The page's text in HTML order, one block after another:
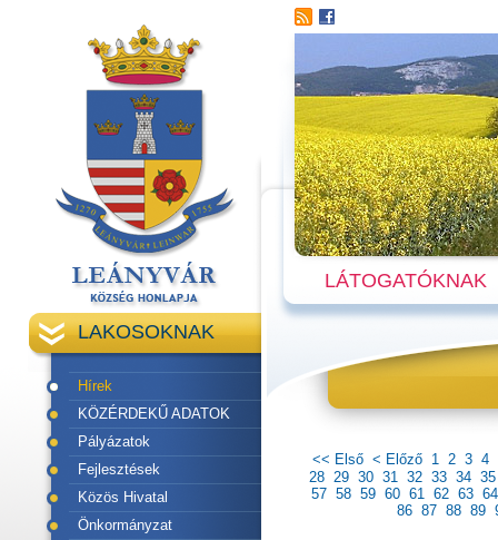
LAKOSOKNAK
Hírek
KÖZÉRDEKŰ ADATOK
Pályázatok
Fejlesztések
Közös Hivatal
Önkormányzat
LÁTOGATÓKNAK
<< Első < Előző 1 2 3 4
28 29 30 31 32 33 34 35
57 58 59 60 61 62 63 64
86 87 88 89